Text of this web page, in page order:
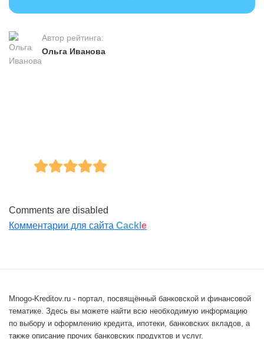
Автор рейтинга:
Ольга Иванова
Comments are disabled
Комментарии для сайта Cackl e
Mnogo-Kreditov.ru - портал, посвящённый банковской и финансовой
тематике. Здесь вы можете найти всю необходимую информацию
по выбору и оформлению кредита, ипотеки, банковских вкладов, а
также описание прочих банковских продуктов и услуг.